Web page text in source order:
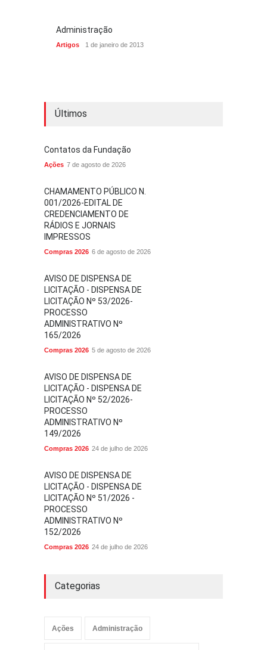
Administração
Artigos 1 de janeiro de 2013
Últimos
Contatos da Fundação
Ações 7 de agosto de 2026
CHAMAMENTO PÚBLICO N.
001/2026-EDITAL DE
CREDENCIAMENTO DE
RÁDIOS E JORNAIS
IMPRESSOS
Compras 2026 6 de agosto de 2026
AVISO DE DISPENSA DE
LICITAÇÃO - DISPENSA DE
LICITAÇÃO Nº 53/2026-
PROCESSO
ADMINISTRATIVO Nº
165/2026
Compras 2026 5 de agosto de 2026
AVISO DE DISPENSA DE
LICITAÇÃO - DISPENSA DE
LICITAÇÃO Nº 52/2026-
PROCESSO
ADMINISTRATIVO Nº
149/2026
Compras 2026 24 de julho de 2026
AVISO DE DISPENSA DE
LICITAÇÃO - DISPENSA DE
LICITAÇÃO Nº 51/2026 -
PROCESSO
ADMINISTRATIVO Nº
152/2026
Compras 2026 24 de julho de 2026
Categorias
Ações Administração